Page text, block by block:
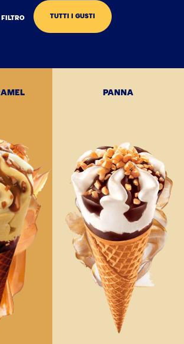
FILTRO TUTTI I GUSTI
PANNA